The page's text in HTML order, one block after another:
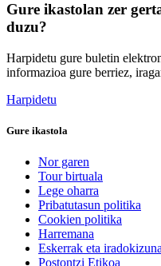
Gure ikastolan zer
duzu?
Harpidetu gure buletin
informazioa gure berriez,
Harpidetu
Gure ikastola
Nor garen
Tour birtuala
Lege oharra
Pribatutasun politika
Cookien politika
Harremana
Eskerrak eta
Postontzi Etikoa